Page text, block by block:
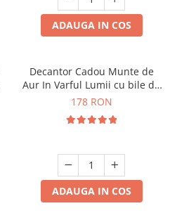
ADAUGA IN COS
Decantor Cadou Munte de
Aur In Varful Lumii cu bile de
curatare
178 RON
ADAUGA IN COS